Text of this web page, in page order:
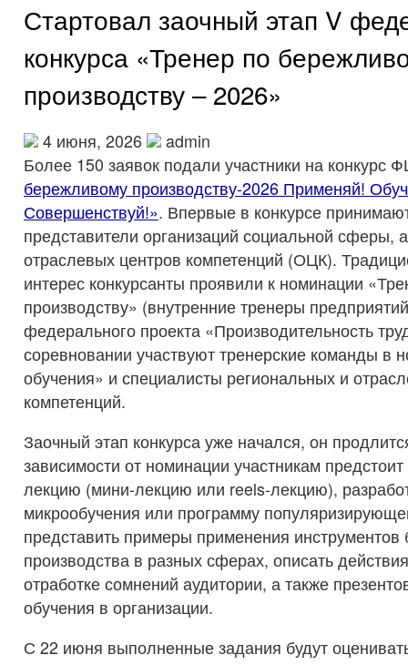
Стартовал заочный этап V
конкурса «Тренер по
производству – 2026»
4 июня, 2026
admin
Более 150 заявок подали участники на конкурс
бережливому производству-2026 Применяй!
Совершенствуй!». Впервые в конкурсе
представители организаций социальной сферы,
отраслевых центров компетенций (ОЦК).
интерес конкурсанты проявили к номинации
производству» (внутренние тренеры
федерального проекта «Производительность
соревновании участвуют тренерские команды в
обучения» и специалисты региональных и
компетенций.
Заочный этап конкурса уже начался, он
зависимости от номинации участникам
лекцию (мини-лекцию или reels-лекцию),
микрообучения или программу
представить примеры применения инструментов
производства в разных сферах, описать
отработке сомнений аудитории, а также
обучения в организации.
С 22 июня выполненные задания будут